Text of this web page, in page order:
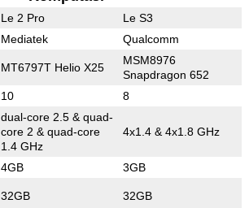
Le 2 Pro Le S3
Mediatek Qualcomm
MT6797T Helio X25
MSM8976
Snapdragon 652
10 8
dual-core 2.5 & quad-
core 2 & quad-core
1.4 GHz
4x1.4 & 4x1.8 GHz
4GB 3GB
32GB 32GB